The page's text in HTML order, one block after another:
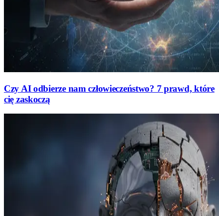
Czy AI odbierze nam człowieczeństwo? 7 prawd, które
cię zaskoczą